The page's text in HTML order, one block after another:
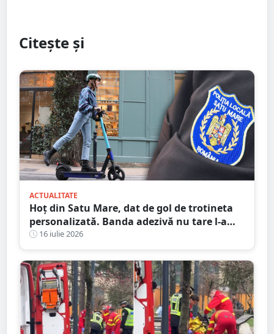
Citește și
ACTUALITATE
Hoț din Satu Mare, dat de gol de trotineta
personalizată. Banda adezivă nu tare l-a
ajutat
16 iulie 2026